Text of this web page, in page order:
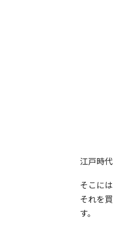
江戸時
そこに
それを
す。